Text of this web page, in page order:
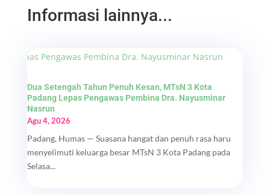
Informasi lainnya...
Dua Setengah Tahun Penuh Kesan, MTsN 3 Kota
Padang Lepas Pengawas Pembina Dra. Nayusminar
Nasrun
Agu 4, 2026
Padang, Humas — Suasana hangat dan penuh rasa haru
menyelimuti keluarga besar MTsN 3 Kota Padang pada
Selasa...